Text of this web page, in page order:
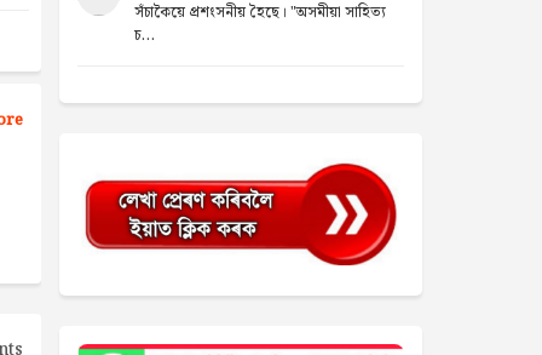
সঁচাকৈয়ে প্ৰশংসনীয় হৈছে। "অসমীয়া সাহিত্য
চ...